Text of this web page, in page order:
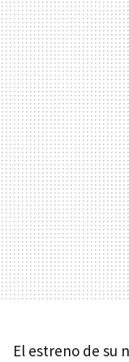
El estreno de su